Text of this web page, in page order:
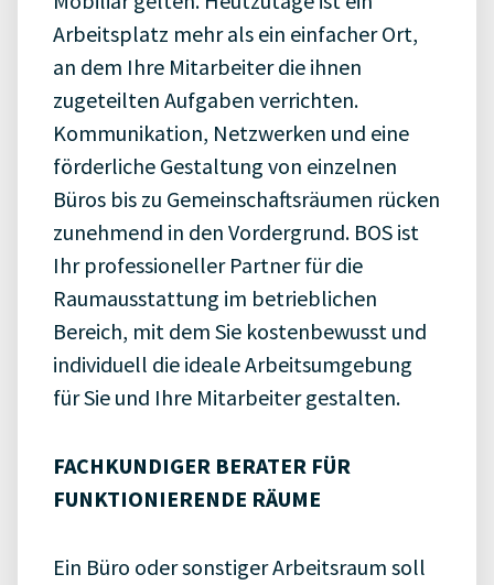
Arbeitsplatz mehr als ein einfacher Ort,
an dem Ihre Mitarbeiter die ihnen
zugeteilten Aufgaben verrichten.
Kommunikation, Netzwerken und eine
förderliche Gestaltung von einzelnen
Büros bis zu Gemeinschaftsräumen rücken
zunehmend in den Vordergrund. BOS ist
Ihr professioneller Partner für die
Raumausstattung im betrieblichen
Bereich, mit dem Sie kostenbewusst und
individuell die ideale Arbeitsumgebung
für Sie und Ihre Mitarbeiter gestalten.
FACHKUNDIGER BERATER FÜR
FUNKTIONIERENDE RÄUME
Ein Büro oder sonstiger Arbeitsraum soll